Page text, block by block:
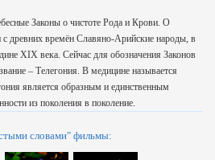
Законы о чистоте Рода и Крови. О
древних времён Славяно-Арийские народы, в
XIX века. Сейчас для обозначения Законов
– Телегония. В медицине называется
является образным и единственным
из поколения в поколение.
словами" фильмы: